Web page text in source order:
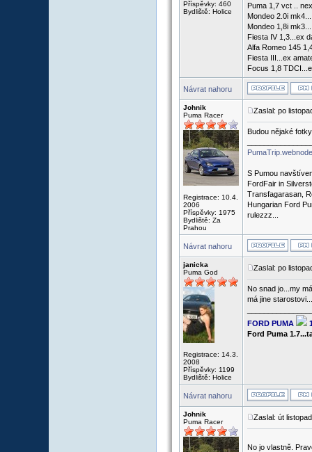
Příspěvky: 460
Bydliště: Holice
Puma 1,7 vct ..
Mondeo 2.0i
Mondeo 1,8i
Fiesta IV 1,3...ex
Alfa Romeo 145
Fiesta III...ex
Focus 1,8
Návrat nahoru
Johnik
Puma Racer
Registrace: 10.4.
2006
Příspěvky: 1975
Bydliště: Za
Prahou
Zaslal: po
Budou nějaké
S Pumou
FordFair in
Transfagarasan,
Hungarian Ford
rulezzz...
Návrat nahoru
janicka
Puma God
Registrace: 14.3.
2008
Příspěvky: 1199
Bydliště: Holice
Zaslal: po
No snad jo...my
má jine starostovi...
FORD PUMA
Ford Puma
Návrat nahoru
Johnik
Puma Racer
Zaslal: út
No jo vlastně.